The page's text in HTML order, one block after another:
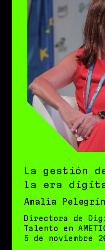
La gestión
la era
Amalia Pelegrín
Directora de
Talento en
5 de noviembre